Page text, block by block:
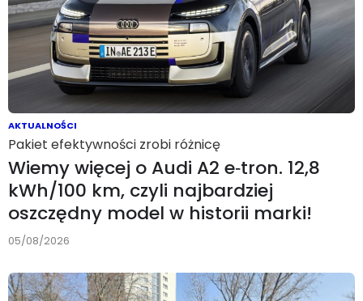
AKTUALNOŚCI
Pakiet efektywności zrobi różnicę
Wiemy więcej o Audi A2 e‑tron. 12,8
kWh/100 km, czyli najbardziej
oszczędny model w historii marki!
05/08/2026